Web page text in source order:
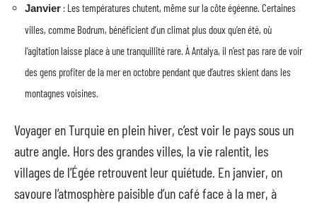
Janvier : Les températures chutent, même sur la côte égéenne. Certaines
villes, comme Bodrum, bénéficient d’un climat plus doux qu’en été, où
l’agitation laisse place à une tranquillité rare. À Antalya, il n’est pas rare de voir
des gens profiter de la mer en octobre pendant que d’autres skient dans les
montagnes voisines.
Voyager en Turquie en plein hiver, c’est voir le pays sous un
autre angle. Hors des grandes villes, la vie ralentit, les
villages de l’Égée retrouvent leur quiétude. En janvier, on
savoure l’atmosphère paisible d’un café face à la mer, à